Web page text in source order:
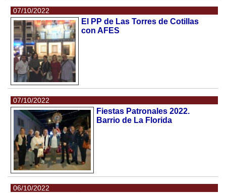
07/10/2022
El PP de Las Torres de Cotillas
con AFES
07/10/2022
Fiestas Patronales 2022.
Barrio de La Florida
06/10/2022